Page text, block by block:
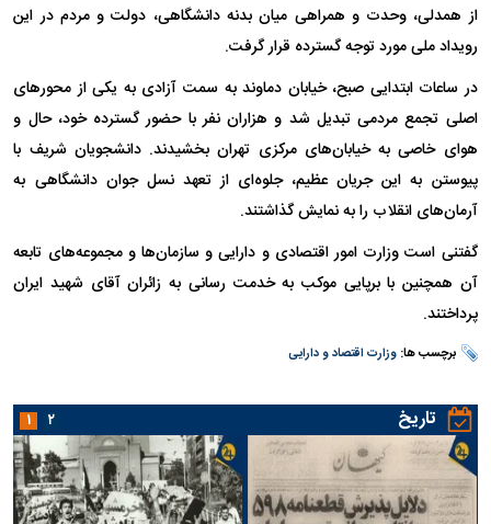
از همدلی، وحدت و همراهی میان بدنه دانشگاهی، دولت و مردم در این
رویداد ملی مورد توجه گسترده قرار گرفت.
در ساعات ابتدایی صبح، خیابان دماوند به سمت آزادی به یکی از محور‌های
اصلی تجمع مردمی تبدیل شد و هزاران نفر با حضور گسترده خود، حال و
هوای خاصی به خیابان‌های مرکزی تهران بخشیدند. دانشجویان شریف با
پیوستن به این جریان عظیم، جلوه‌ای از تعهد نسل جوان دانشگاهی به
آرمان‌های انقلاب را به نمایش گذاشتند.
گفتنی است وزارت امور اقتصادی و دارایی و سازمان‌ها و مجموعه‌های تابعه
آن همچنین با برپایی موکب به خدمت رسانی به زائران آقای شهید ایران
پرداختند.
برچسب ها:وزارت اقتصاد و دارایی
تاریخ ۱ ۲